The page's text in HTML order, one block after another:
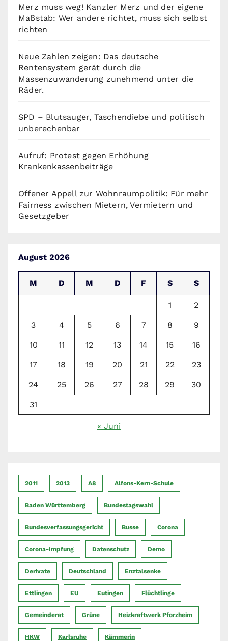
Merz muss weg! Kanzler Merz und der eigene
Maßstab: Wer andere richtet, muss sich selbst
richten
Neue Zahlen zeigen: Das deutsche
Rentensystem gerät durch die
Massenzuwanderung zunehmend unter die
Räder.
SPD – Blutsauger, Taschendiebe und politisch
unberechenbar
Aufruf: Protest gegen Erhöhung
Krankenkassenbeiträge
Offener Appell zur Wohnraumpolitik: Für mehr
Fairness zwischen Mietern, Vermietern und
Gesetzgeber
August 2026
M D M D F S S
1 2
3 4 5 6 7 8 9
10 11 12 13 14 15 16
17 18 19 20 21 22 23
24 25 26 27 28 29 30
31
« Juni
2011 2013 A8 Alfons-Kern-Schule
Baden Württemberg Bundestagswahl
Bundesverfassungsgericht Busse Corona
Corona-Impfung Datenschutz Demo
Derivate Deutschland Enztalsenke
Ettlingen EU Eutingen Flüchtlinge
Gemeinderat Grüne Heizkraftwerk Pforzheim
HKW Karlsruhe Kämmerin